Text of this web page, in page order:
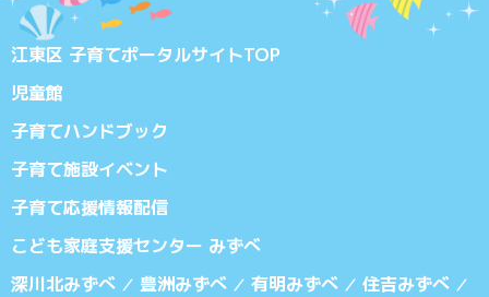
江東区 子育てポータルサイトTOP
児童館
子育てハンドブック
子育て施設イベント
子育て応援情報配信
こども家庭支援センター みずべ
深川北みずべ ／ 豊洲みずべ ／ 有明みずべ ／ 住吉みずべ ／